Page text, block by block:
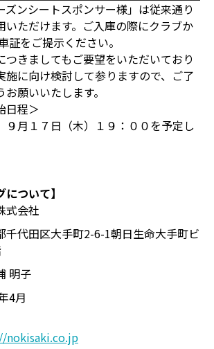
ズンシートスポンサー様」は従来通り
いただけます。ご入庫の際にクラブか
証をご提示ください。
つきましてもご要望をいただいており
施に向け検討して参りますので、ご了
願いいたします。
日程＞
月１７日（木）１９：００を予定し
について】
式会社
千代田区大手町2-6-1朝日生命大手町ビ
明子
4月
nokisaki.co.jp